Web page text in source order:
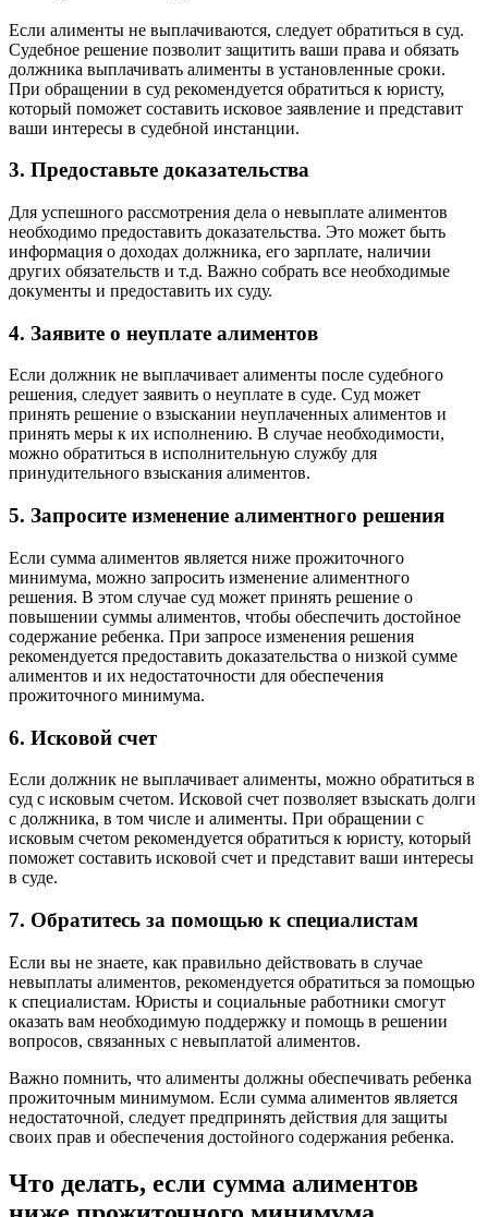
Если алименты не выплачиваются, следует обратиться в суд.
Судебное решение позволит защитить ваши права и обязать
должника выплачивать алименты в установленные сроки.
При обращении в суд рекомендуется обратиться к юристу,
который поможет составить исковое заявление и представит
ваши интересы в судебной инстанции.
3. Предоставьте доказательства
Для успешного рассмотрения дела о невыплате алиментов
необходимо предоставить доказательства. Это может быть
информация о доходах должника, его зарплате, наличии
других обязательств и т.д. Важно собрать все необходимые
документы и предоставить их суду.
4. Заявите о неуплате алиментов
Если должник не выплачивает алименты после судебного
решения, следует заявить о неуплате в суде. Суд может
принять решение о взыскании неуплаченных алиментов и
принять меры к их исполнению. В случае необходимости,
можно обратиться в исполнительную службу для
принудительного взыскания алиментов.
5. Запросите изменение алиментного решения
Если сумма алиментов является ниже прожиточного
минимума, можно запросить изменение алиментного
решения. В этом случае суд может принять решение о
повышении суммы алиментов, чтобы обеспечить достойное
содержание ребенка. При запросе изменения решения
рекомендуется предоставить доказательства о низкой сумме
алиментов и их недостаточности для обеспечения
прожиточного минимума.
6. Исковой счет
Если должник не выплачивает алименты, можно обратиться в
суд с исковым счетом. Исковой счет позволяет взыскать долги
с должника, в том числе и алименты. При обращении с
исковым счетом рекомендуется обратиться к юристу, который
поможет составить исковой счет и представит ваши интересы
в суде.
7. Обратитесь за помощью к специалистам
Если вы не знаете, как правильно действовать в случае
невыплаты алиментов, рекомендуется обратиться за помощью
к специалистам. Юристы и социальные работники смогут
оказать вам необходимую поддержку и помощь в решении
вопросов, связанных с невыплатой алиментов.
Важно помнить, что алименты должны обеспечивать ребенка
прожиточным минимумом. Если сумма алиментов является
недостаточной, следует предпринять действия для защиты
своих прав и обеспечения достойного содержания ребенка.
Что делать, если сумма алиментов